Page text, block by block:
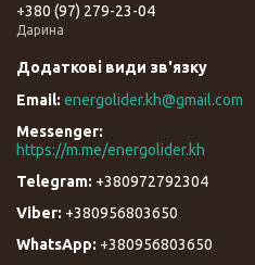
+380 (97) 279-23-04
Дарина
energolider.kh@gmail.com
https://m.me/energolider.kh
+380972792304
+380956803650
+380956803650